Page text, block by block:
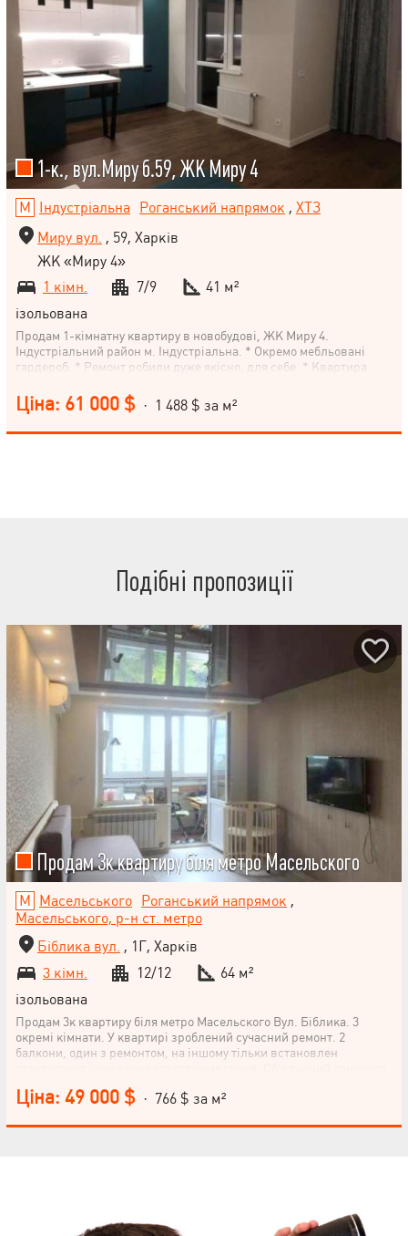
1-к., вул.Миру б.59, ЖК Миру 4
Індустріальна Роганський напрямок , ХТЗ
Миру вул. , 59, Харків
ЖК «Миру 4»
1 кімн.
7/9
41 м²
ізольована
Продам 1-кімнатну квартиру в новобудові, ЖК Миру 4.
Індустріальний район м. Індустріальна. * Окремо мебльовані
гардероб. * Ремонт робили дуже якісно, для себе. * Квартира
на опалення, колектор, термоголовка на батареях. * На балконі
додаткова батарея. * Вхідні та в санвузол двері Комунар.
Можливий продаж по програмі єОселя.
Ціна: 61 000 $ · 1 488 $ за м²
Подібні пропозиції
Продам 3к квартиру біля метро Масельского
Масельського Роганський напрямок ,
Масельського, р-н ст. метро
Біблика вул. , 1Г, Харків
3 кімн.
12/12
64 м²
ізольована
Продам 3к квартиру біля метро Масельского Вул. Біблика. 3
окремі кімнати. У квартирі зроблений сучасний ремонт. 2
балкони, один з ремонтом, на іншому тільки встановлен
встановленні кондиціонери. Також встановлен бойлер.
у 20му році. Залишається вся кухонна вбудована техніка, бойлер
Ціна: 49 000 $ · 766 $ за м²